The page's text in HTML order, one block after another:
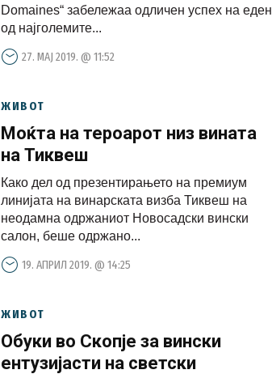
Domaines“ забележаа одличен успех на еден
од најголемите...
27. МАЈ 2019. @ 11:52
ЖИВОТ
Моќта на тероарот низ вината
на Тиквеш
Како дел од презентирањето на премиум
линијата на винарската визба Тиквеш на
неодамна одржаниот Новосадски вински
салон, беше одржано...
19. АПРИЛ 2019. @ 14:25
ЖИВОТ
Обуки во Скопје за вински
ентузијасти на светски